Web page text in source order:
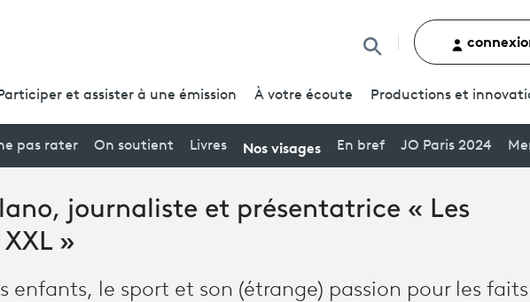
Rechercher un
Participer et assister à une émission À votre écoute Productions et
pas rater On soutient Livres Nos visages En bref JO Paris 2024
journaliste et présentatrice « Les
»
enfants, le sport et son (étrange) passion pour les faits